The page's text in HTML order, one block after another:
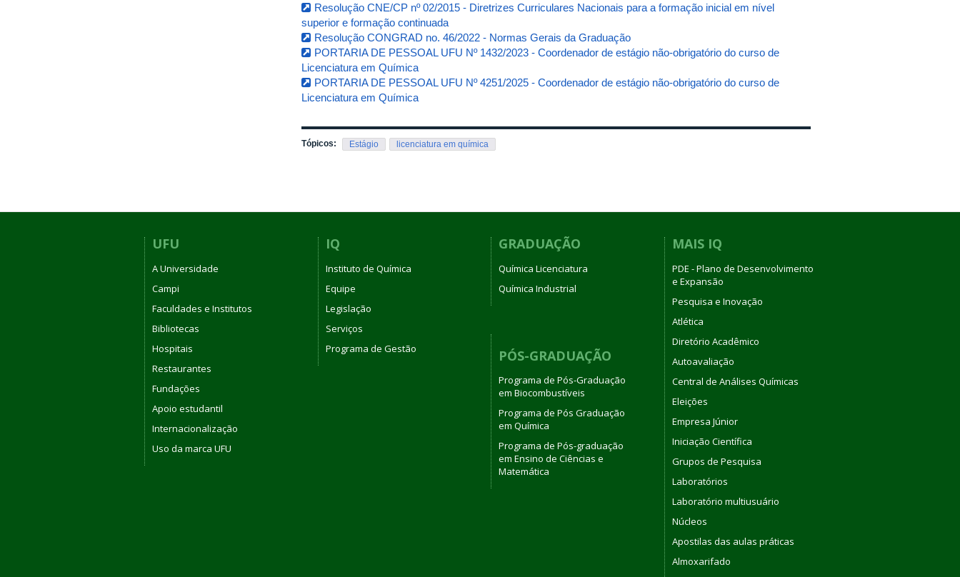
Resolução CNE/CP nº 02/2015 - Diretrizes Curriculares Nacionais para a formação inicial em nível
superior e formação continuada
Resolução CONGRAD no. 46/2022 - Normas Gerais da Graduação
PORTARIA DE PESSOAL UFU Nº 1432/2023 - Coordenador de estágio não-obrigatório do curso de
Licenciatura em Química
PORTARIA DE PESSOAL UFU Nº 4251/2025 - Coordenador de estágio não-obrigatório do curso de
Licenciatura em Química
Tópicos: Estágio licenciatura em química
UFU
A Universidade
Campi
Faculdades e Institutos
Bibliotecas
Hospitais
Restaurantes
Fundações
Apoio estudantil
Internacionalização
Uso da marca UFU
IQ
Instituto de Química
Equipe
Legislação
Serviços
Programa de Gestão
GRADUAÇÃO
Química Licenciatura
Química Industrial
PÓS-GRADUAÇÃO
Programa de Pós-Graduação
em Biocombustíveis
Programa de Pós Graduação
em Química
Programa de Pós-graduação
em Ensino de Ciências e
Matemática
MAIS IQ
PDE - Plano de Desenvolvimento
e Expansão
Pesquisa e Inovação
Atlética
Diretório Acadêmico
Autoavaliação
Central de Análises Químicas
Eleições
Empresa Júnior
Iniciação Científica
Grupos de Pesquisa
Laboratórios
Laboratório multiusuário
Núcleos
Apostilas das aulas práticas
Almoxarifado